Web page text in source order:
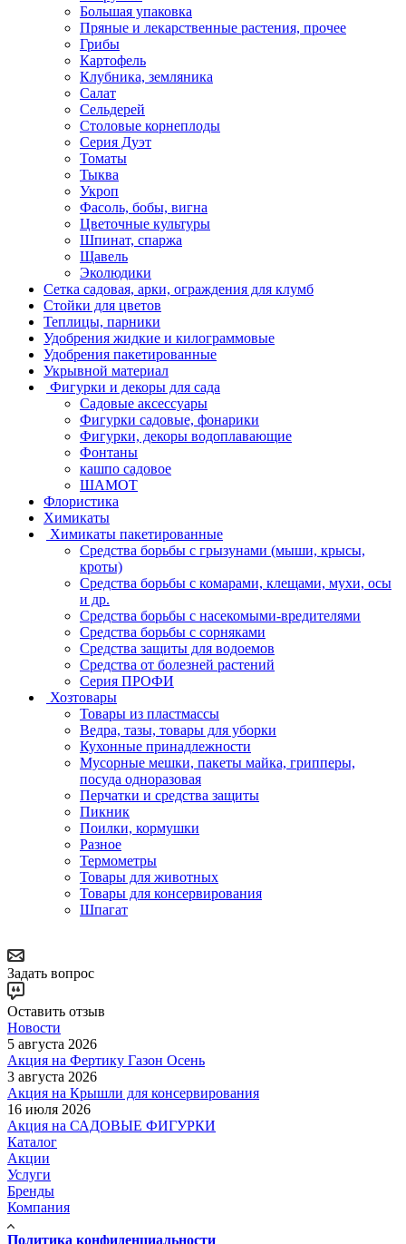
Большая упаковка
Пряные и лекарственные растения, прочее
Грибы
Картофель
Клубника, земляника
Салат
Сельдерей
Столовые корнеплоды
Серия Дуэт
Томаты
Тыква
Укроп
Фасоль, бобы, вигна
Цветочные культуры
Шпинат, спаржа
Щавель
Эколюдики
Сетка садовая, арки, ограждения для клумб
Стойки для цветов
Теплицы, парники
Удобрения жидкие и килограммовые
Удобрения пакетированные
Укрывной материал
Фигурки и декоры для сада
Садовые аксессуары
Фигурки садовые, фонарики
Фигурки, декоры водоплавающие
Фонтаны
кашпо садовое
ШАМОТ
Флористика
Химикаты
Химикаты пакетированные
Средства борьбы с грызунами (мыши, крысы,
кроты)
Средства борьбы с комарами, клещами, мухи, осы
и др.
Средства борьбы с насекомыми-вредителями
Средства борьбы с сорняками
Средства защиты для водоемов
Средства от болезней растений
Серия ПРОФИ
Хозтовары
Товары из пластмассы
Ведра, тазы, товары для уборки
Кухонные принадлежности
Мусорные мешки, пакеты майка, грипперы,
посуда одноразовая
Перчатки и средства защиты
Пикник
Поилки, кормушки
Разное
Термометры
Товары для животных
Товары для консервирования
Шпагат
Задать вопрос
Оставить отзыв
Новости
5 августа 2026
Акция на Фертику Газон Осень
3 августа 2026
Акция на Крышли для консервирования
16 июля 2026
Акция на САДОВЫЕ ФИГУРКИ
Каталог
Акции
Услуги
Бренды
Компания
Политика конфиденциальности